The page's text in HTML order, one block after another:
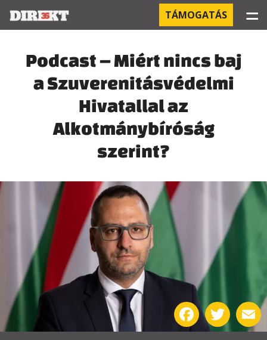
PROJEKTEK
KÓRHÁZI FERTŐZÉSEK
ORBÁN ÉS A GAZDASÁG
PEGASUS-MEGFIGYELÉSEK
AZ ORBÁN CSALÁD ÜZLETEI
OFFSHORE TITKOK
RÓLUNK
ALAPELVEK
TÁMOGATÁS ☰
Podcast – Miért nincs baj
a Szuverenitásvédelmi
Hivatallal az
Alkotmánybíróság
szerint?
FacebookTwitter